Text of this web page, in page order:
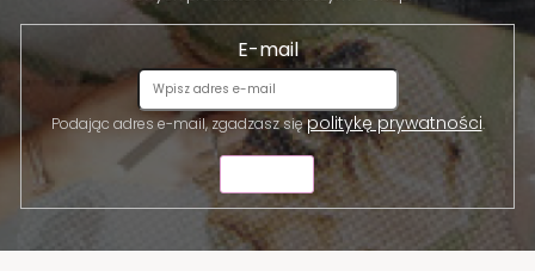
E-mail
Podając adres e-mail, zgadzasz siępolitykę prywatności.